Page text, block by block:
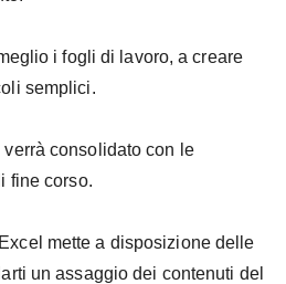
i fogli di lavoro, a creare
semplici.
consolidato con le
fine corso.
mette a disposizione delle
un assaggio dei contenuti del